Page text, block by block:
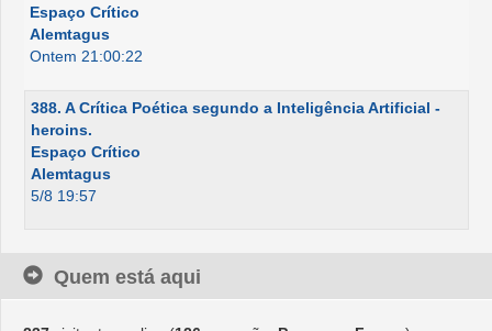
Espaço Crítico
Alemtagus
Ontem 21:00:22
388. A Crítica Poética segundo a Inteligência Artificial -
heroins.
Espaço Crítico
Alemtagus
5/8 19:57
Quem está aqui